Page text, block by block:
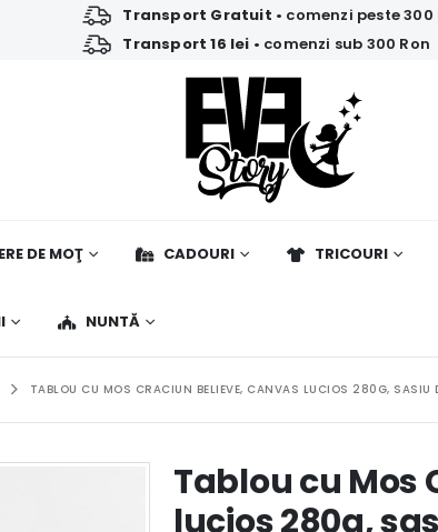
Transport Gratuit • comenzi peste 300
Transport 16 lei • comenzi sub 300 Ron
DE MOŢ CADOURI TRICOURI
NUNTĂ
TABLOU CU MOS CRACIUN BELIEVE, CANVAS LUCIOS 280G, SASIU
Tablou cu Mos
lucios 280g,